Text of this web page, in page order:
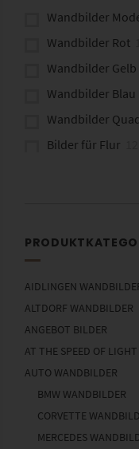
Wandbilder
Wandbilder Rot
Wandbilder Gelb
Wandbilder Blau
Wandbilder
Bilder für Flur
Brücken 3
AIDLINGEN
ALTDORF WANDBILDER
ANGEBOT BILDER
AT THE SPEED OF LIGHT
AUTO WANDBILDER
BMW WANDBILDER
CORVETTE
MERCEDES
Service-Gruppe